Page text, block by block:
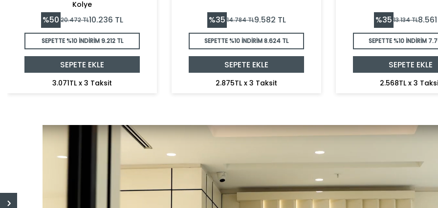
Kolye
%50 20.472TL10.236 TL
SEPETTE %10 İNDİRİM9.212 TL
SEPETE EKLE
3.071TL x 3 Taksit
%35 14.784TL9.582 TL
SEPETTE %10 İNDİRİM8.624 TL
SEPETE EKLE
2.875TL x 3 Taksit
%35 13.134TL8.561
SEPETTE %10 İNDİRİM
SEPETE EKLE
2.568TL x 3